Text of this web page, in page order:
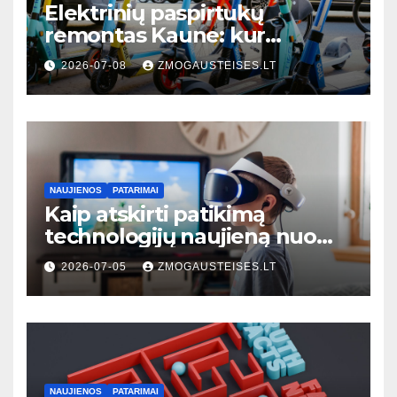
Elektrinių paspirtukų
remontas Kaune: kur
kreiptis, kiek kainuoja ir kaip
išvengti dažniausių gedimų
2026-07-08 ZMOGAUSTEISES.LT
NAUJIENOS PATARIMAI
Kaip atskirti patikimą
technologijų naujieną nuo
klaidinančios: 7 praktiniai
požymiai
2026-07-05 ZMOGAUSTEISES.LT
NAUJIENOS PATARIMAI